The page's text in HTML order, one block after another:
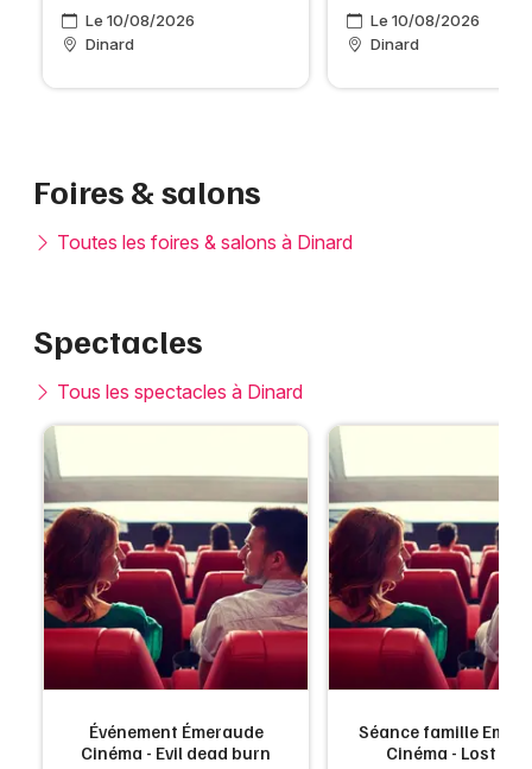
Le 10/08/2026
Dinard
Le 10/08/2026
Dinard
Foires & salons
Toutes les foires & salons à Dinard
Spectacles
Tous les spectacles à Dinard
Événement Émeraude
Cinéma - Evil dead burn
Séance famille
Cinéma - Lost